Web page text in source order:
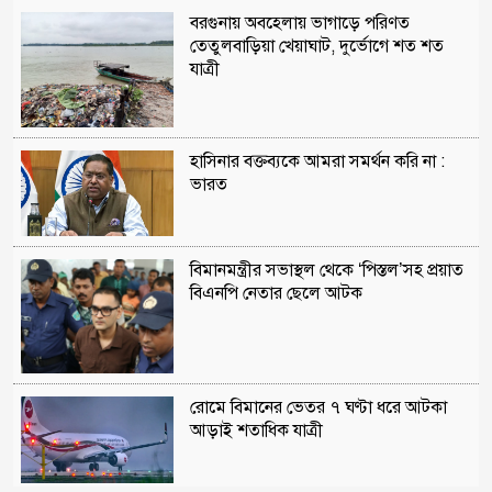
বরগুনায় অবহেলায় ভাগাড়ে পরিণত
তেতুলবাড়িয়া খেয়াঘাট, দুর্ভোগে শত শত
যাত্রী
হাসিনার বক্তব্যকে আমরা সমর্থন করি না :
ভারত
বিমানমন্ত্রীর সভাস্থল থেকে ‘পিস্তল’সহ প্রয়াত
বিএনপি নেতার ছেলে আটক
রোমে বিমানের ভেতর ৭ ঘণ্টা ধরে আটকা
আড়াই শতাধিক যাত্রী